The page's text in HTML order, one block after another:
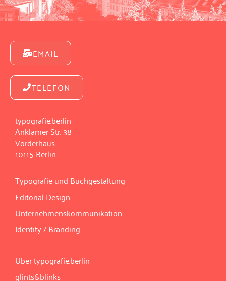
EMAIL
TELEFON
typografie.berlin
Anklamer Str. 38
Vorderhaus
10115 Berlin
Typografie und Buchgestaltung
Editorial Design
Unternehmenskommunikation
Identity / Branding
Über typografie.berlin
glints&blinks